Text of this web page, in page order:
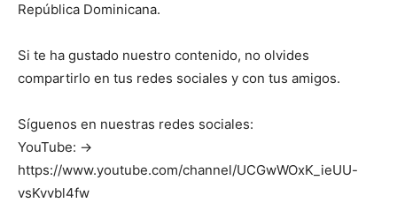
República Dominicana.
Si te ha gustado nuestro contenido, no olvides
compartirlo en tus redes sociales y con tus amigos.
Síguenos en nuestras redes sociales:
YouTube: →
https://www.youtube.com/channel/UCGwWOxK_ieUU-
vsKvvbl4fw